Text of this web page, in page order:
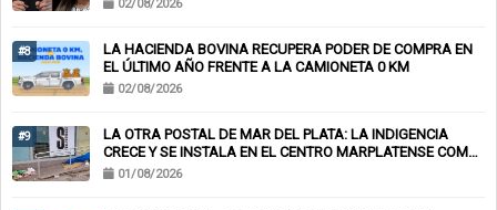
02/08/2026
#8
LA HACIENDA BOVINA RECUPERA PODER DE COMPRA EN
EL ÚLTIMO AÑO FRENTE A LA CAMIONETA 0 KM
02/08/2026
#9
LA OTRA POSTAL DE MAR DEL PLATA: LA INDIGENCIA
CRECE Y SE INSTALA EN EL CENTRO MARPLATENSE COMO
PAISAJE COTIDIANO
01/08/2026